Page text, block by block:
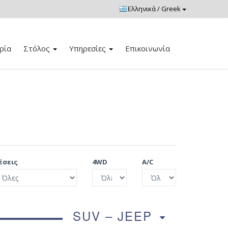
Στόλος Υπηρεσίες Επικοινωνία
4WD A/C
SUV – JEEP